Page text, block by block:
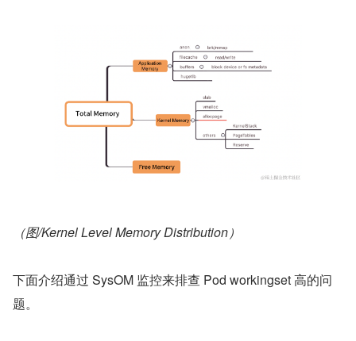
（图/Kernel Level Memory Distribution）
下面介绍通过 SysOM 监控来排查 Pod workingset 高的问
题。